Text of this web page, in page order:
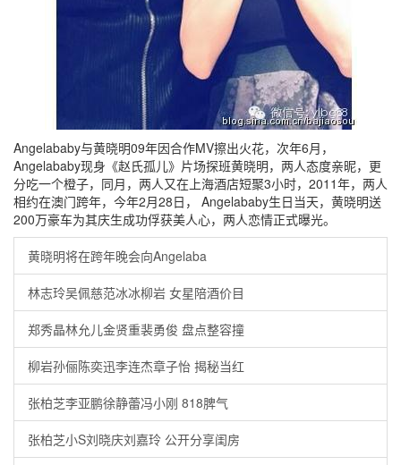
Angelababy与黄晓明09年因合作MV擦出火花，次年6月，
Angelababy现身《赵氏孤儿》片场探班黄晓明，两人态度亲昵，更
分吃一个橙子，同月，两人又在上海酒店短聚3小时，2011年，两人
相约在澳门跨年，今年2月28日， Angelababy生日当天，黄晓明送
200万豪车为其庆生成功俘获美人心，两人恋情正式曝光。
黄晓明将在跨年晚会向Angelaba
林志玲吴佩慈范冰冰柳岩 女星陪酒价目
郑秀晶林允儿金贤重裴勇俊 盘点整容撞
柳岩孙俪陈奕迅李连杰章子怡 揭秘当红
张柏芝李亚鹏徐静蕾冯小刚 818脾气
张柏芝小S刘晓庆刘嘉玲 公开分享闺房